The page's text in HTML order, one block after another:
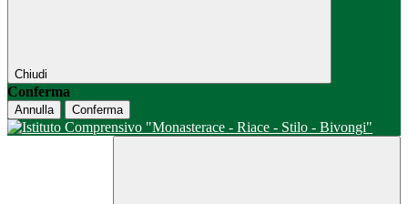
Chiudi
Conferma
Annulla Conferma